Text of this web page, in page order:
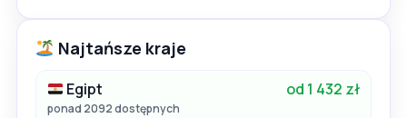
Najtańsze kraje
Egipt od 1 432 zł
ponad 2092 dostępnych